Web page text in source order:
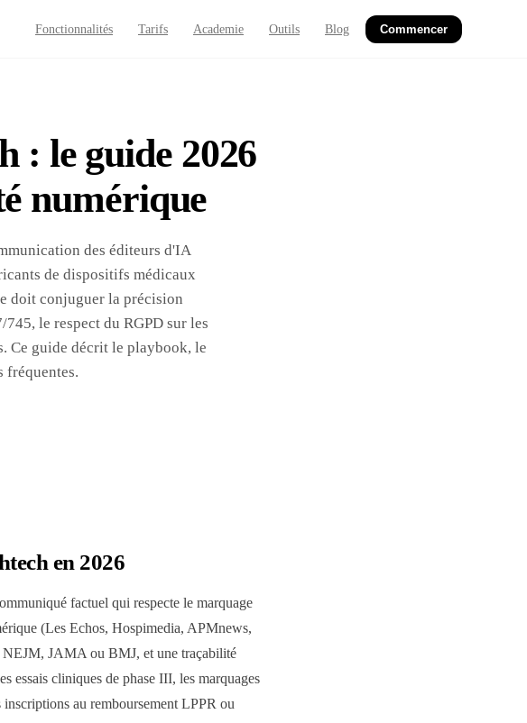
Fonctionnalités Tarifs Academie Outils Blog Commencer
: le guide 2026
numérique
des éditeurs d'IA
de dispositifs médicaux
doit conjuguer la précision
le respect du RGPD sur les
Ce guide décrit le playbook, le
fréquentes.
en 2026
factuel qui respecte le marquage
(Les Echos, Hospimedia, APMnews,
NEJM, JAMA ou BMJ, et une traçabilité
essais cliniques de phase III, les marquages
au remboursement LPPR ou